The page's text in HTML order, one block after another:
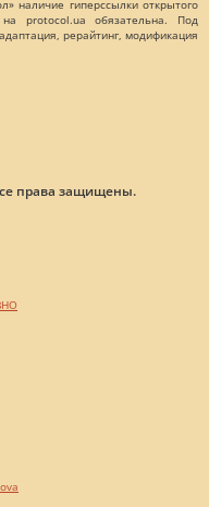
наличие гиперссылки открытого
protocol.ua обязательна. Под
рерайтинг, модификация
права защищены.